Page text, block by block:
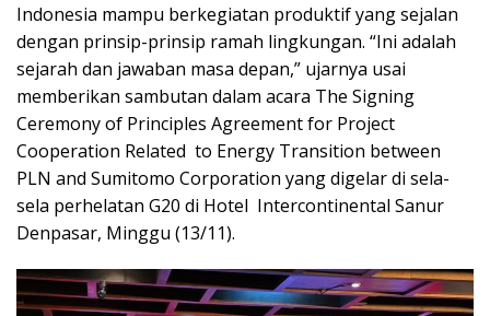
Indonesia mampu berkegiatan produktif yang sejalan
dengan prinsip-prinsip ramah lingkungan. “Ini adalah
sejarah dan jawaban masa depan,” ujarnya usai
memberikan sambutan dalam acara The Signing
Ceremony of Principles Agreement for Project
Cooperation Related to Energy Transition between
PLN and Sumitomo Corporation yang digelar di sela-
sela perhelatan G20 di Hotel Intercontinental Sanur
Denpasar, Minggu (13/11).